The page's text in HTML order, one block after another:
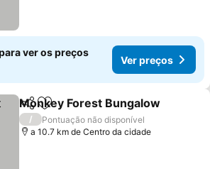
ver os preços
Ver preços
PartilharAdicionar aos favoritos
Monkey Forest Bungalow
/
Pontuação não disponível
a 10.7 km de Centro da cidade